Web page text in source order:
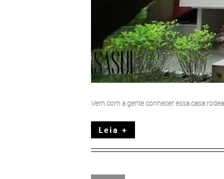
Vem com a gente conhecer essa casa
Leia +